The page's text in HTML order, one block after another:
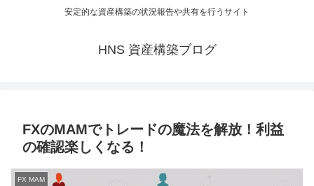
安定的な資産構築の状況報告や共有を行うサイト
HNS 資産構築ブログ
FXのMAMでトレードの魔法を解放！利益
の確認楽しくなる！
FX MAM